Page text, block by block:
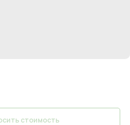
стоимость